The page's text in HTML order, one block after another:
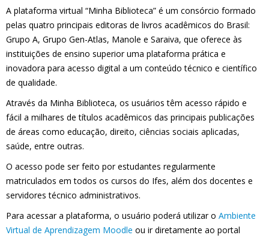
A plataforma virtual “Minha Biblioteca” é um consórcio formado
pelas quatro principais editoras de livros acadêmicos do Brasil:
Grupo A, Grupo Gen-Atlas, Manole e Saraiva, que oferece às
instituições de ensino superior uma plataforma prática e
inovadora para acesso digital a um conteúdo técnico e científico
de qualidade.
Através da Minha Biblioteca, os usuários têm acesso rápido e
fácil a milhares de títulos acadêmicos das principais publicações
de áreas como educação, direito, ciências sociais aplicadas,
saúde, entre outras.
O acesso pode ser feito por estudantes regularmente
matriculados em todos os cursos do Ifes, além dos docentes e
servidores técnico administrativos.
Para acessar a plataforma, o usuário poderá utilizar o Ambiente
Virtual de Aprendizagem Moodle ou ir diretamente ao portal